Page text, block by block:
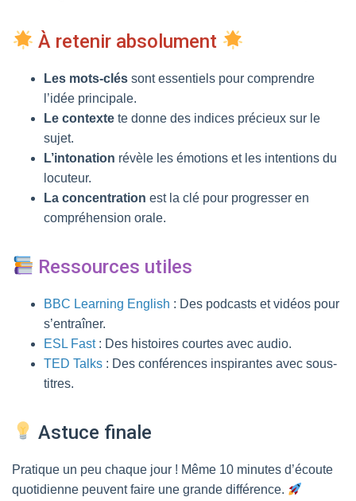
À retenir absolument
Les mots-clés sont essentiels pour comprendre
l’idée principale.
Le contexte te donne des indices précieux sur le
sujet.
L’intonation révèle les émotions et les intentions du
locuteur.
La concentration est la clé pour progresser en
compréhension orale.
Ressources utiles
BBC Learning English : Des podcasts et vidéos pour
s’entraîner.
ESL Fast: Des histoires courtes avec audio.
TED Talks : Des conférences inspirantes avec sous-
titres.
Astuce finale
Pratique un peu chaque jour ! Même 10 minutes d’écoute
quotidienne peuvent faire une grande différence.